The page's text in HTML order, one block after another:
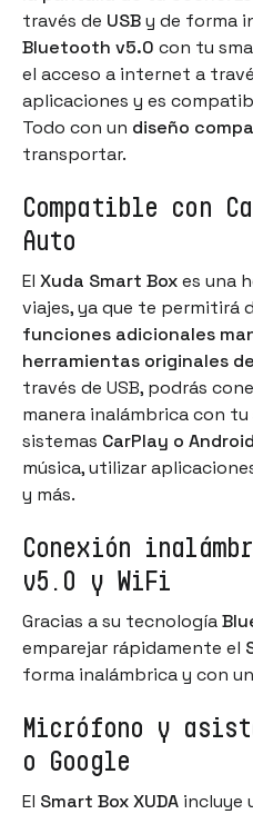
través de USBy de forma
Bluetooth v5.0 con tu
el acceso a internet a
aplicaciones y es
Todo con un diseño
transportar.
Compatible con
Auto
El Xuda Smart Boxes una
viajes, ya que te permitirá
funciones adicionales
herramientas originales
través de USB, podrás
manera inalámbrica con
sistemas CarPlay o
música, utilizar
y más.
Conexión
v5.0 y WiFi
Gracias a su tecnología
emparejar rápidamente el
forma inalámbrica y con
Micrófono y
o Google
El Smart Box XUDA incluye